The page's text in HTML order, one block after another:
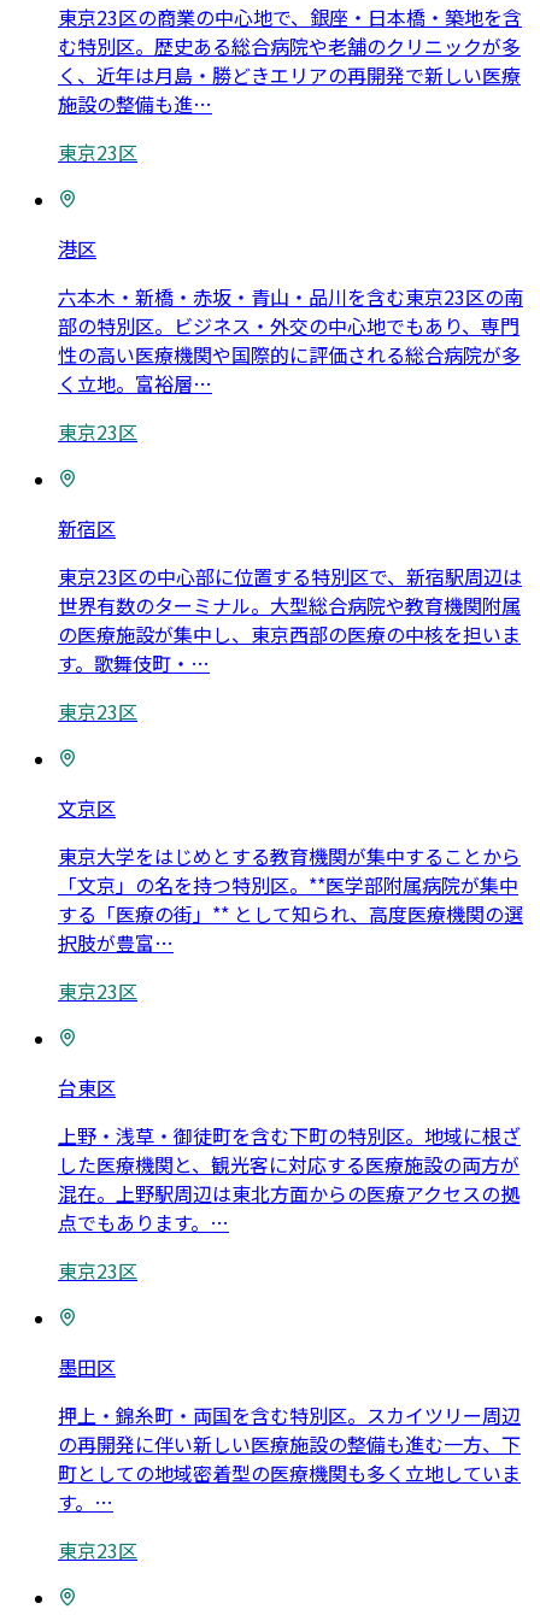
東京23区の商業の中心地で、銀座・日本橋・築地を含
む特別区。歴史ある総合病院や老舗のクリニックが多
く、近年は月島・勝どきエリアの再開発で新しい医療
施設の整備も進…
東京23区
港区
六本木・新橋・赤坂・青山・品川を含む東京23区の南
部の特別区。ビジネス・外交の中心地でもあり、専門
性の高い医療機関や国際的に評価される総合病院が多
く立地。富裕層…
東京23区
新宿区
東京23区の中心部に位置する特別区で、新宿駅周辺は
世界有数のターミナル。大型総合病院や教育機関附属
の医療施設が集中し、東京西部の医療の中核を担いま
す。歌舞伎町・ …
東京23区
文京区
東京大学をはじめとする教育機関が集中することから
「文京」の名を持つ特別区。**医学部附属病院が集中
する「医療の街」** として知られ、高度医療機関の選
択肢が豊富…
東京23区
台東区
上野・浅草・御徒町を含む下町の特別区。地域に根ざ
した医療機関と、観光客に対応する医療施設の両方が
混在。上野駅周辺は東北方面からの医療アクセスの拠
点でもあります。 …
東京23区
墨田区
押上・錦糸町・両国を含む特別区。スカイツリー周辺
の再開発に伴い新しい医療施設の整備も進む一方、下
町としての地域密着型の医療機関も多く立地していま
す。 …
東京23区